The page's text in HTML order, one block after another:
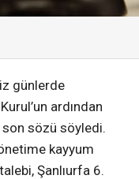
günlerde
ardından
sözü söyledi.
kayyum
Şanlıurfa 6.